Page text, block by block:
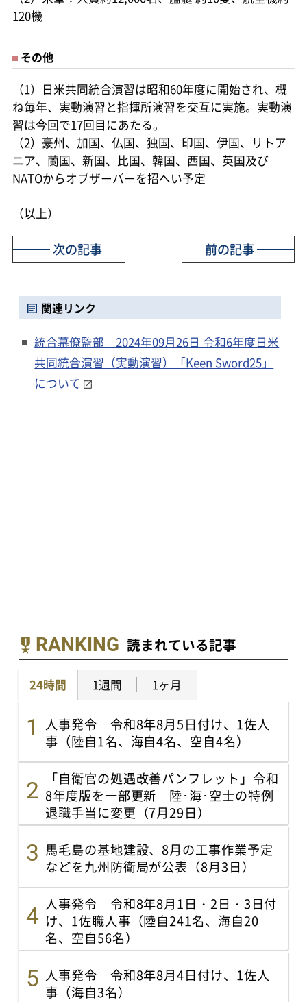
120機
その他
（1）日米共同統合演習は昭和60年度に開始され、概
ね毎年、実動演習と指揮所演習を交互に実施。実動演
習は今回で17回目にあたる。
（2）豪州、加国、仏国、独国、印国、伊国、リトア
ニア、蘭国、新国、比国、韓国、西国、英国及び
NATOからオブザーバーを招へい予定
（以上）
前の記事
次の記事
関連リンク
統合幕僚監部｜2024年09月26日 令和6年度日米
共同統合演習（実動演習）「Keen Sword25」
について
RANKING 読まれている記事
24時間 1週間 1ヶ月
人事発令 令和8年8月5日付け、1佐人
事（陸自1名、海自4名、空自4名）
「自衛官の処遇改善パンフレット」令和
8年度版を一部更新 陸･海･空士の特例
退職手当に変更（7月29日）
馬毛島の基地建設、8月の工事作業予定
などを九州防衛局が公表（8月3日）
人事発令 令和8年8月1日・2日・3日付
け、1佐職人事（陸自241名、海自20
名、空自56名）
人事発令 令和8年8月4日付け、1佐人
事（海自3名）